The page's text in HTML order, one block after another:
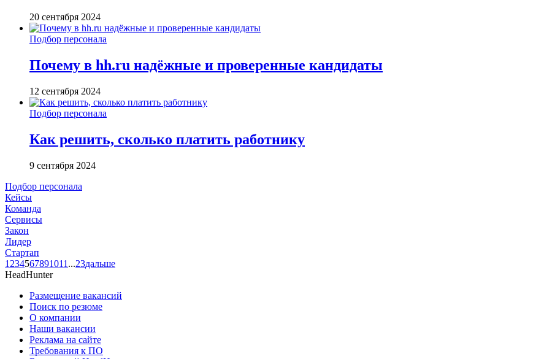
20 сентября 2024
Подбор персонала
Почему в hh.ru надёжные и проверенные кандидаты
12 сентября 2024
Подбор персонала
Как решить, сколько платить работнику
9 сентября 2024
Подбор персонала
Кейсы
Команда
Сервисы
Закон
Лидер
Стартап
1 234567891011 ...23дальше
HeadHunter
Размещение вакансий
Поиск по резюме
О компании
Наши вакансии
Реклама на сайте
Требования к ПО